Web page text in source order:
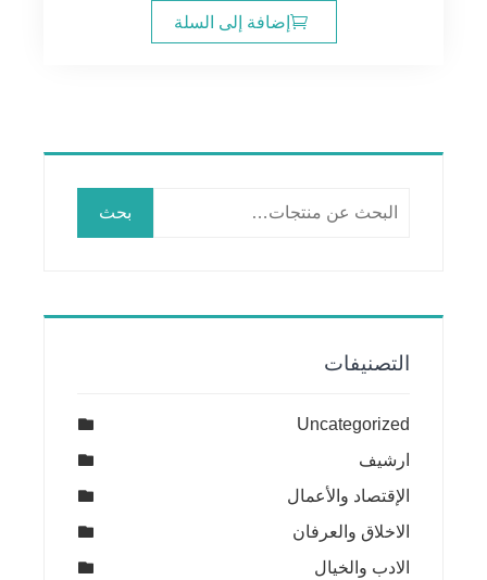
إضافة إلى السلة
بحث
التصنيفات
Uncategorized
ارشيف
الإقتصاد والأعمال
الاخلاق والعرفان
الادب والخيال